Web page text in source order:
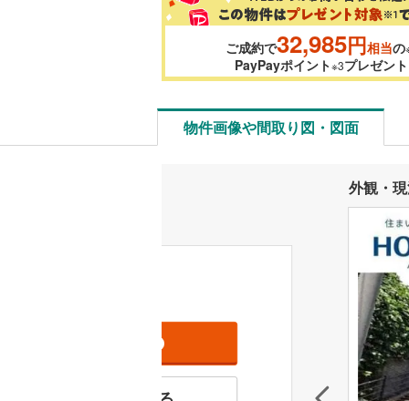
ご成約で32,985円相当の
PayPayポイント※3プレゼント
物件画像や間取り図・図面
外観・